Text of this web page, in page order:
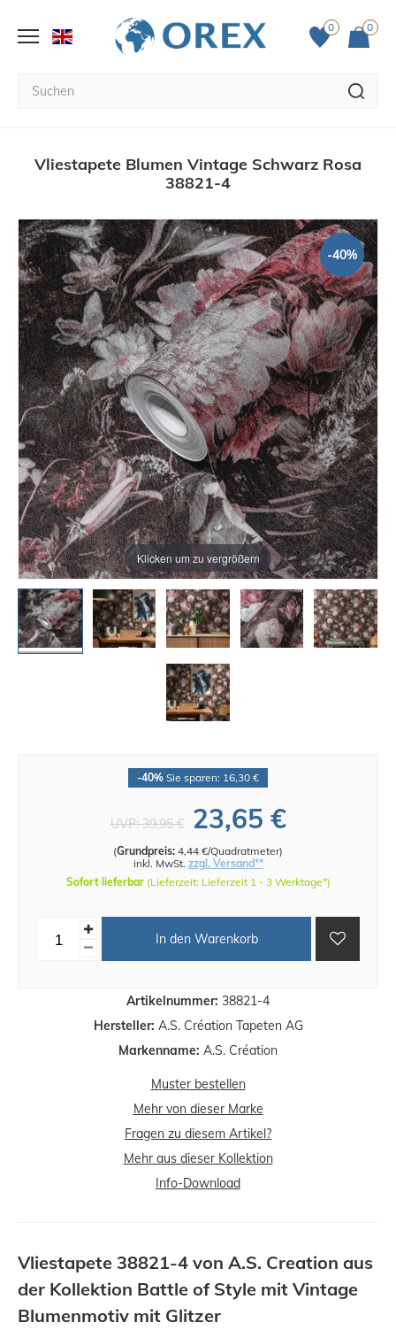
0 0
Vliestapete Blumen Vintage Schwarz Rosa
38821-4
Klicken um zu vergrößern
-40%
Artikelnummer: 38821-4
Hersteller: A.S. Création Tapeten AG
Markenname: A.S. Création
-40% Sie sparen: 16,30 €
UVP:39,95 € 23,65 €
(Grundpreis: 4,44 €/Quadratmeter)
inkl. MwSt. zzgl. Versand**
Sofort lieferbar (Lieferzeit: Lieferzeit 1 - 3 Werktage*)
In den Warenkorb
Muster bestellen
Mehr von dieser Marke
Fragen zu diesem Artikel?
Mehr aus dieser Kollektion
Info-Download
Vliestapete 38821-4 von A.S. Creation aus
der Kollektion Battle of Style mit Vintage
Blumenmotiv mit Glitzer